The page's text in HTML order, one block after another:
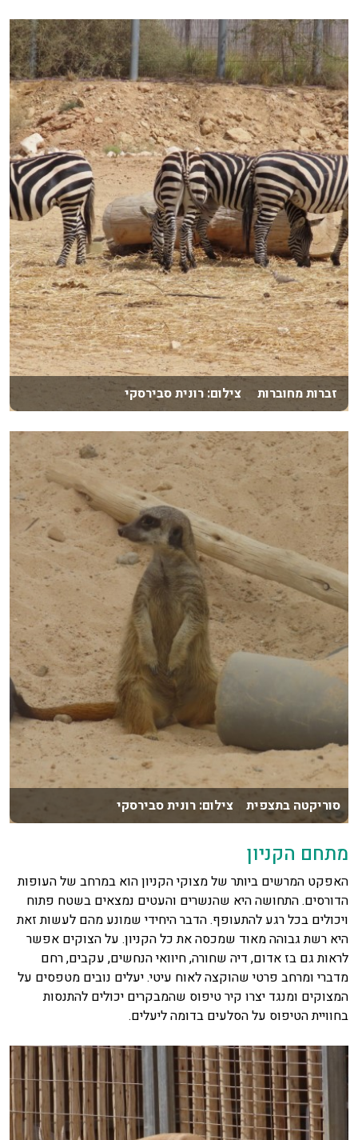
זברות מחוברות צילום: רונית סבירסקי
סוריקטה בתצפית צילום: רונית סבירסקי
מתחם הקניון
האפקט המרשים ביותר של מצוקי הקניון הוא במרחב של העופות
הדורסים. התחושה היא שהנשרים והעטים נמצאים בשטח פתוח
ויכולים בכל רגע להתעופף. הדבר היחידי שמונע מהם לעשות זאת
היא רשת גבוהה מאוד שמכסה את כל הקניון. על הצוקים אפשר
לראות גם בז אדום, דיה שחורה, חיוואי הנחשים, עקבים, רחם
מדברי ומרחב פרטי שהוקצה לאוח עיטי. יעלים נובים מטפסים על
המצוקים ומנגד יצרו קיר טיפוס שהמבקרים יכולים להתנסות
בחוויית הטיפוס על הסלעים בדומה ליעלים.